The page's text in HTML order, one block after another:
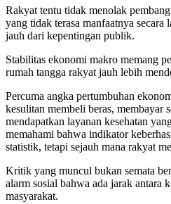
Rakyat tentu tidak menolak
yang tidak terasa manfaatnya secara
jauh dari kepentingan publik.
Stabilitas ekonomi makro memang
rumah tangga rakyat jauh lebih
Percuma angka pertumbuhan
kesulitan membeli beras, membayar
mendapatkan layanan kesehatan
memahami bahwa indikator
statistik, tetapi sejauh mana rakyat
Kritik yang muncul bukan semata
alarm sosial bahwa ada jarak antara
masyarakat.